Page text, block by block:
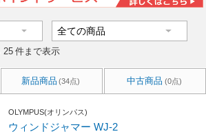
25 件まで表示
新品商品 (34点) 中古商品 (0点)
OLYMPUS(オリンパス)
ウィンドジャマー WJ-2